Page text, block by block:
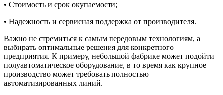
• Стоимость и срок окупаемости;
• Надежность и сервисная поддержка от производителя.
Важно не стремиться к самым передовым технологиям, а
выбирать оптимальные решения для конкретного
предприятия. К примеру, небольшой фабрике может подойти
полуавтоматическое оборудование, в то время как крупное
производство может требовать полностью
автоматизированных линий.